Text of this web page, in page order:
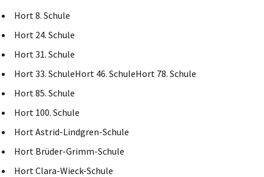
Hort 8. Schule
Hort 24. Schule
Hort 31. Schule
Hort 33. SchuleHort 46. SchuleHort 78. Schule
Hort 85. Schule
Hort 100. Schule
Hort Astrid-Lindgren-Schule
Hort Brüder-Grimm-Schule
Hort Clara-Wieck-Schule